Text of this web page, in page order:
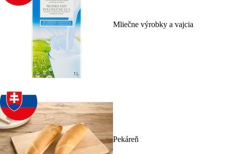
Mliečne výrobky a vajcia
Pekáreň